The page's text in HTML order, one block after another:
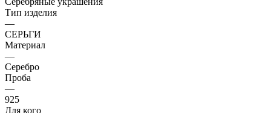
Тип изделия
—
СЕРЬГИ
Материал
—
Серебро
Проба
—
925
Для кого